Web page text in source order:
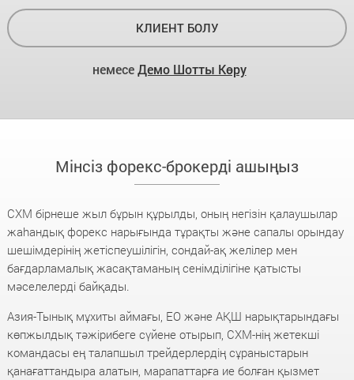
КЛИЕНТ БОЛУ
немесеДемо Шотты Көру
Мінсіз форекс-брокерді ашыңыз
CXM бірнеше жыл бұрын құрылды, оның негізін қалаушылар
жаһандық форекс нарығында тұрақты және сапалы орындау
шешімдерінің жетіспеушілігін, сондай-ақ желілер мен
бағдарламалық жасақтаманың сенімділігіне қатысты
мәселелерді байқады.
Азия-Тынық мұхиты аймағы, ЕО және АҚШ нарықтарындағы
көпжылдық тәжірибеге сүйене отырып, CXM-нің жетекші
командасы ең талапшыл трейдерлердің сұраныстарын
қанағаттандыра алатын, марапаттарға ие болған қызмет